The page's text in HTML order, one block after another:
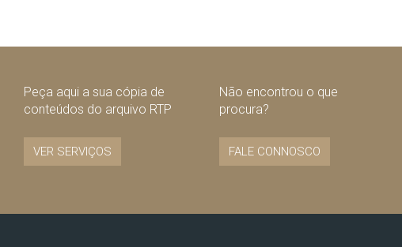
Peça aqui a sua cópia de
conteúdos do arquivo RTP
VER SERVIÇOS
Não encontrou o que
procura?
FALE CONNOSCO